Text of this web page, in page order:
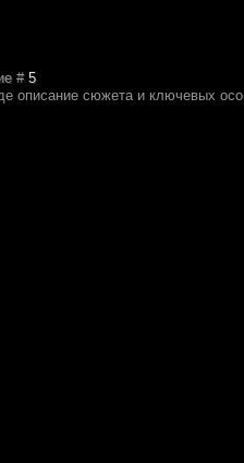
# 5
описание сюжета и ключевых